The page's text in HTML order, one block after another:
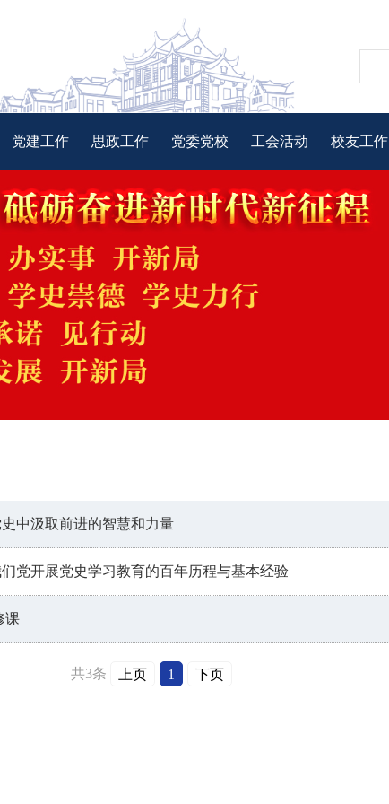
党建工作 思政工作 党委党校 工会活动 校友工作
中汲取前进的智慧和力量
党开展党史学习教育的百年历程与基本经验
课
共3条 上页 1 下页